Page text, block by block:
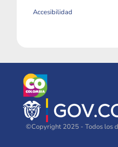
Accesibilidad
©Copyright 2025 - Todos los